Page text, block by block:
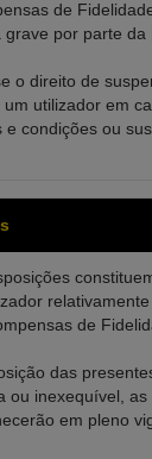
de
grave por parte da
o direito de
utilizador em
e condições ou
de
das
ou inexequível, as
em pleno